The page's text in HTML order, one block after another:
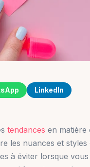
LinkedIn
tendances en matière
les nuances et styles
à éviter lorsque vous